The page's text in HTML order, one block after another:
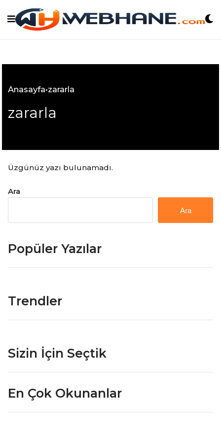
content
Anasayfa•zararla
zararla
Üzgünüz yazı bulunamadı.
Ara
Ara
Popüler Yazılar
Trendler
Sizin İçin Seçtik
En Çok Okunanlar